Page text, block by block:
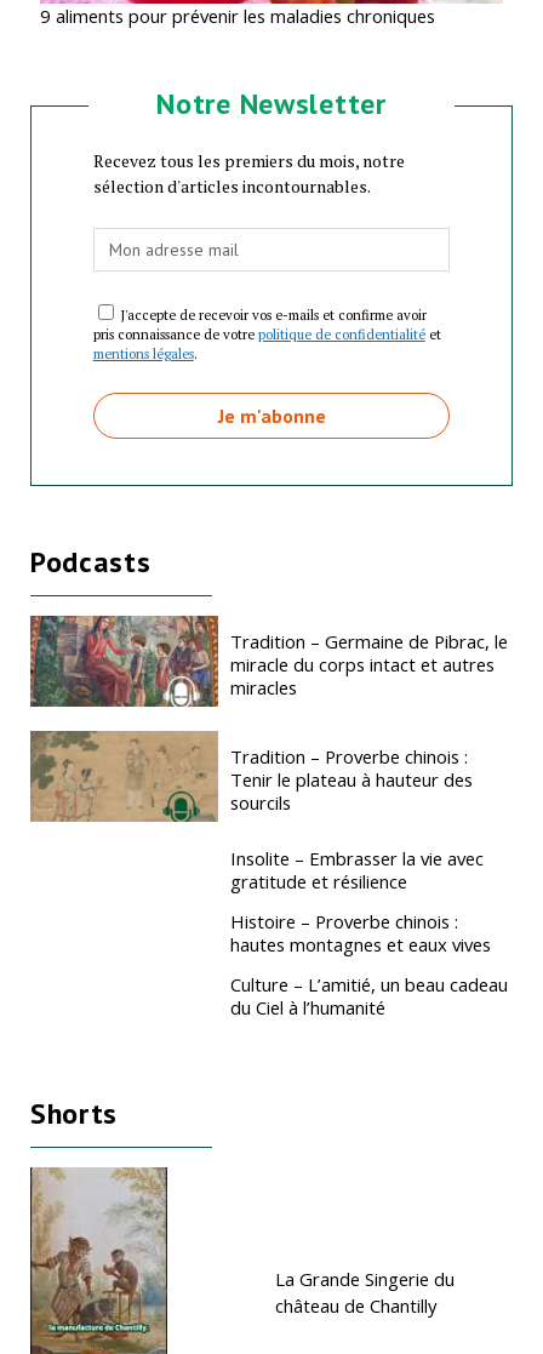
9 aliments pour prévenir les maladies chroniques
Notre Newsletter
Recevez tous les premiers du mois, notre
sélection d'articles incontournables.
J'accepte de recevoir vos e-mails et confirme avoir
pris connaissance de votre politique de confidentialitéet
mentions légales.
Podcasts
Tradition – Germaine de Pibrac, le
miracle du corps intact et autres
miracles
Tradition – Proverbe chinois :
Tenir le plateau à hauteur des
sourcils
Insolite – Embrasser la vie avec
gratitude et résilience
Histoire – Proverbe chinois :
hautes montagnes et eaux vives
Culture – L’amitié, un beau cadeau
du Ciel à l’humanité
Shorts
La Grande Singerie du
château de Chantilly